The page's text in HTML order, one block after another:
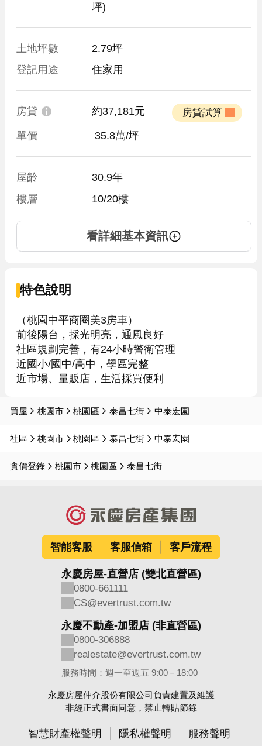
坪)
土地坪數
2.79坪
登記用途
住家用
房貸 約37,181元
單價 35.8萬/坪
屋齡
30.9年
樓層
10/20樓
看詳細基本資訊
特色說明
（桃園中平商圈美3房車）
前後陽台，採光明亮，通風良好
社區規劃完善，有24小時警衛管理
近國小/國中/高中，學區完整
近市場、量販店，生活採買便利
買屋 桃園市 桃園區 泰昌七街 中泰宏園
社區 桃園市 桃園區 泰昌七街 中泰宏園
實價登錄 桃園市 桃園區 泰昌七街
智能客服 客服信箱 客戶流程
永慶房屋-直營店 (雙北直營區)
0800-661111
CS@evertrust.com.tw
永慶不動產-加盟店 (非直營區)
0800-306888
realestate@evertrust.com.tw
服務時間：週一至週五 9:00－18:00
永慶房屋仲介股份有限公司負責建置及維護
非經正式書面同意，禁止轉貼節錄
智慧財產權聲明 隱私權聲明 服務聲明